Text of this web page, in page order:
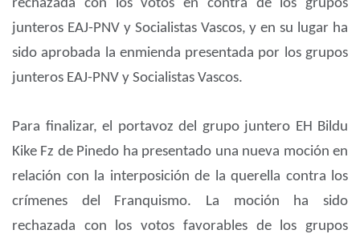
rechazada con los votos en contra de los grupos
junteros EAJ-PNV y Socialistas Vascos, y en su lugar ha
sido aprobada la enmienda presentada por los grupos
junteros EAJ-PNV y Socialistas Vascos.
Para finalizar, el portavoz del grupo juntero EH Bildu
Kike Fz de Pinedo ha presentado una nueva moción en
relación con la interposición de la querella contra los
crímenes del Franquismo. La moción ha sido
rechazada con los votos favorables de los grupos